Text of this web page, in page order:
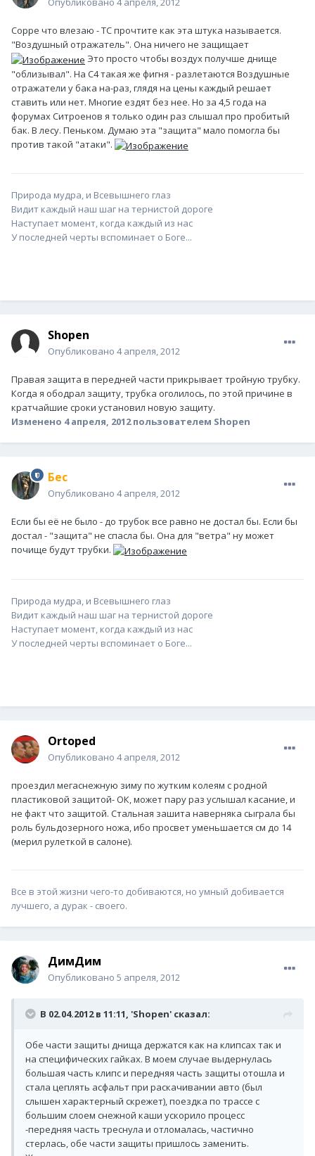
Сорре что влезаю - ТС прочтите как эта штука называется.
"Воздушный отражатель". Она ничего не защищает
Это просто чтобы воздух получше днище
"облизывал". На С4 такая же фигня - разлетаются Воздушные
отражатели у бака на-раз, глядя на цены каждый решает
ставить или нет. Многие ездят без нее. Но за 4,5 года на
форумах Ситроенов я только один раз слышал про пробитый
бак. В лесу. Пеньком. Думаю эта "защита" мало помогла бы
против такой "атаки".
Природа мудра, и Всевышнего глаз
Видит каждый наш шаг на тернистой дороге
Наступает момент, когда каждый из нас
У последней черты вспоминает о Боге...
Shopen
Опубликовано 4 апреля, 2012
Правая защита в передней части прикрывает тройную трубку.
Когда я ободрал защиту, трубка оголилось, по этой причине в
кратчайшие сроки установил новую защиту.
Изменено 4 апреля, 2012пользователем Shopen
Бес
Опубликовано 4 апреля, 2012
Если бы её не было - до трубок все равно не достал бы. Если бы
достал - "защита" не спасла бы. Она для "ветра" ну может
почище будут трубки.
Природа мудра, и Всевышнего глаз
Видит каждый наш шаг на тернистой дороге
Наступает момент, когда каждый из нас
У последней черты вспоминает о Боге...
Ortoped
Опубликовано 4 апреля, 2012
проездил мегаснежную зиму по жутким колеям с родной
пластиковой защитой- ОК, может пару раз услышал касание, и
не факт что защитой. Стальная зашита наверняка сыграла бы
роль бульдозерного ножа, ибо просвет уменьшается см до 14
(мерил рулеткой в салоне).
Все в этой жизни чего-то добиваются, но умный добивается
лучшего, а дурак - своего.
ДимДим
Опубликовано 5 апреля, 2012
В 02.04.2012 в 11:11, 'Shopen' сказал:
Обе части защиты днища держатся как на клипсах так и
на специфических гайках. В моем случае выдернулась
большая часть клипс и передняя часть защиты отошла и
стала цеплять асфальт при раскачивании авто (был
слышен характерный скрежет), поездка по трассе с
большим слоем снежной каши ускорило процесс
-передняя часть треснула и отломалась, частично
стерлась, обе части защиты пришлось заменить.